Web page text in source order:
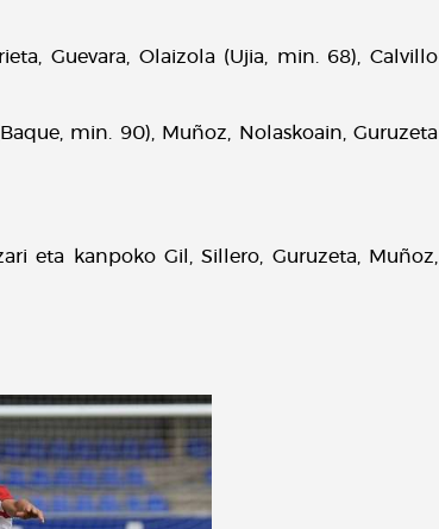
Guevara, Olaizola (Ujia, min. 68), Calvillo
min. 90), Muñoz, Nolaskoain, Guruzeta
eta kanpoko Gil, Sillero, Guruzeta, Muñoz,